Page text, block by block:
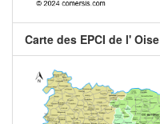
Carte des EPCI de l' Oise